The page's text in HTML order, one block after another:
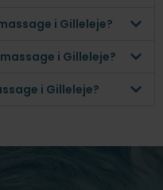
i Gilleleje?
i Gilleleje?
i Gilleleje?